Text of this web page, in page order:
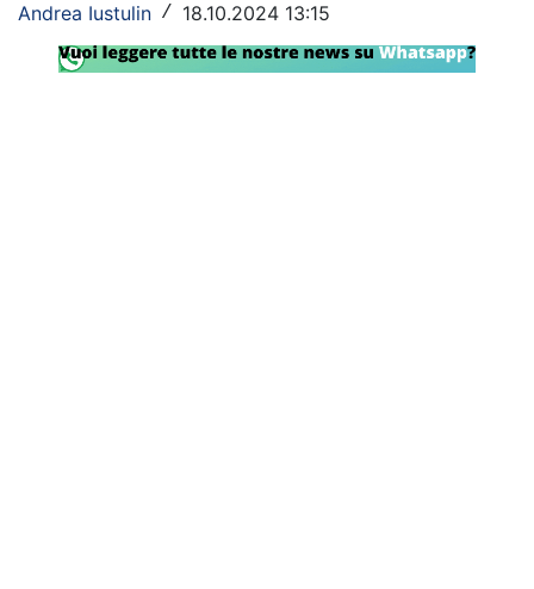
Formula 1
Tennis
Andrea Iustulin / 18.10.2024 13:15